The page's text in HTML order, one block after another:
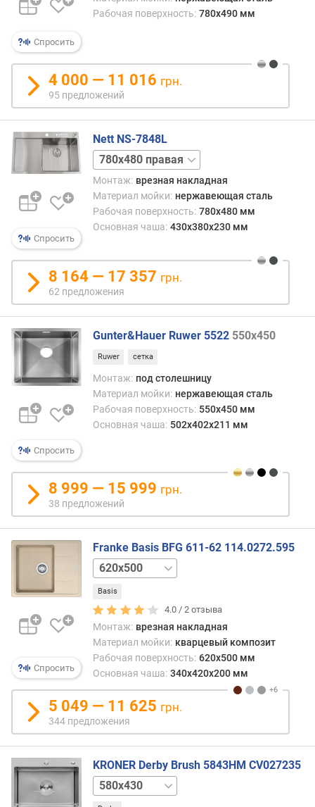
а
м
м
)
м
и
н
л
ь
а
я
и
н
а
ш
а
ф
а
б
а
з
ы
)
(
м
г
р
а
т
и
п
и
з
в
Спросить
Рабочая поверхность: 780x490 мм
4 000 — 11 016 грн.
95 предложений
Спросить
Nett NS-7848L
780х480
левая
Монтаж: врезная накладная
Материал мойки: нержавеющая сталь
Рабочая поверхность: 780х480 мм
Основная чаша: 430х380х230 мм
8 164 — 17 357 грн.
62 предложения
Спросить
Gunter&Hauer Ruwer 5522 550x450
Ruwer сетка
Монтаж: под столешницу
Материал мойки: нержавеющая сталь
Рабочая поверхность: 550x450 мм
Основная чаша: 502x402x211 мм
8 999 — 15 999 грн.
38 предложений
Спросить
Franke Basis BFG 611-62 114.0272.595
780x500970x500
Basis
4.0 /2 отзыва
Монтаж: врезная накладная
Материал мойки: кварцевый композит
Рабочая поверхность: 620x500 мм
Основная чаша: 340x420x200 мм
5 049 — 11 625 грн.
344 предложения
KRONER Derby Brush 5843HM CV027235
500x500600x500